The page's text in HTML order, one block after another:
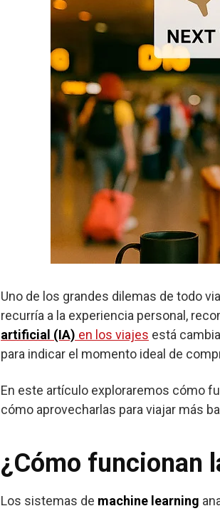
Uno de los grandes dilemas de todo
recurría a la experiencia personal,
artificial (IA) en los viajes está
para indicar el momento ideal de
En este artículo exploraremos cómo
cómo aprovecharlas para viajar más
¿Cómo funcionan
Los sistemas de machine learning